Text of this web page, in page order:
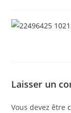
Laisser un
Vous devez être